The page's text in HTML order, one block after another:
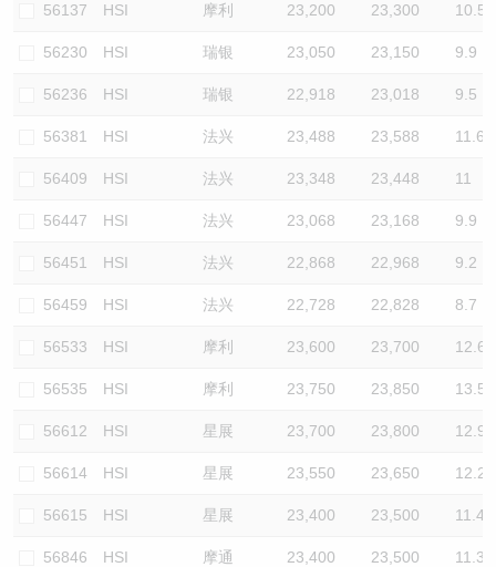
56137 HSI 摩利 23,200 23,300 10.5
56230 HSI 瑞银 23,050 23,150 9.9
56236 HSI 瑞银 22,918 23,018 9.5
56381 HSI 法兴 23,488 23,588 11.6
56409 HSI 法兴 23,348 23,448 11
56447 HSI 法兴 23,068 23,168 9.9
56451 HSI 法兴 22,868 22,968 9.2
56459 HSI 法兴 22,728 22,828 8.7
56533 HSI 摩利 23,600 23,700 12.6
56535 HSI 摩利 23,750 23,850 13.5
56612 HSI 星展 23,700 23,800 12.9
56614 HSI 星展 23,550 23,650 12.2
56615 HSI 星展 23,400 23,500 11.4
56846 HSI 摩通 23,400 23,500 11.3